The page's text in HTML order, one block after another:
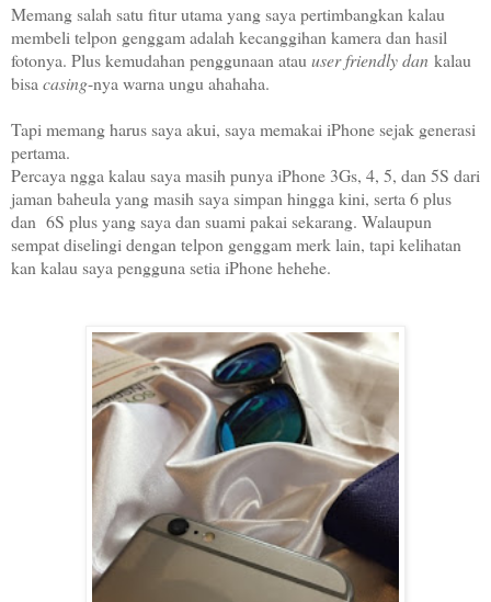
Memang salah satu fitur utama yang saya pertimbangkan kalau
membeli telpon genggam adalah kecanggihan kamera dan hasil
fotonya. Plus kemudahan penggunaan atau user friendly dan kalau
bisa casing-nya warna ungu ahahaha.
Tapi memang harus saya akui, saya memakai iPhone sejak generasi
pertama.
Percaya ngga kalau saya masih punya iPhone 3Gs, 4, 5, dan 5S dari
jaman baheula yang masih saya simpan hingga kini, serta 6 plus
dan 6S plus yang saya dan suami pakai sekarang. Walaupun
sempat diselingi dengan telpon genggam merk lain, tapi kelihatan
kan kalau saya pengguna setia iPhone hehehe.